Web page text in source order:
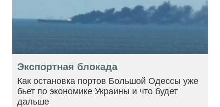
Экспортная блокада
Как остановка портов Большой Одессы уже
бьет по экономике Украины и что будет
дальше